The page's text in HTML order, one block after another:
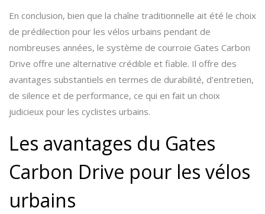
En conclusion, bien que la chaîne traditionnelle ait été le choix
de prédilection pour les vélos urbains pendant de
nombreuses années, le système de courroie Gates Carbon
Drive offre une alternative crédible et fiable. Il offre des
avantages substantiels en termes de durabilité, d'entretien,
de silence et de performance, ce qui en fait un choix
judicieux pour les cyclistes urbains.
Les avantages du Gates
Carbon Drive pour les vélos
urbains